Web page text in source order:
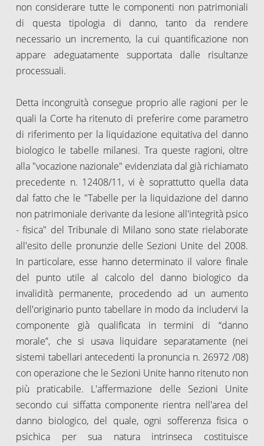
non considerare tutte le componenti non patrimoniali
di questa tipologia di danno, tanto da rendere
necessario un incremento, la cui quantificazione non
appare adeguatamente supportata dalle risultanze
processuali.
Detta incongruità consegue proprio alle ragioni per le
quali la Corte ha ritenuto di preferire come parametro
di riferimento per la liquidazione equitativa del danno
biologico le tabelle milanesi. Tra queste ragioni, oltre
alla "vocazione nazionale" evidenziata dal già richiamato
precedente n. 12408/11, vi è soprattutto quella data
dal fatto che le "Tabelle per la liquidazione del danno
non patrimoniale derivante da lesione all'integrità psico
- fisica" del Tribunale di Milano sono state rielaborate
all'esito delle pronunzie delle Sezioni Unite del 2008.
In particolare, esse hanno determinato il valore finale
del punto utile al calcolo del danno biologico da
invalidità permanente, procedendo ad un aumento
dell'originario punto tabellare in modo da includervi la
componente già qualificata in termini di “danno
morale”, che si usava liquidare separatamente (nei
sistemi tabellari antecedenti la pronuncia n. 26972 /08)
con operazione che le Sezioni Unite hanno ritenuto non
più praticabile. L'affermazione delle Sezioni Unite
secondo cui siffatta componente rientra nell'area del
danno biologico, del quale, ogni sofferenza fisica o
psichica per sua natura intrinseca costituisce